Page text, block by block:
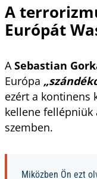
A
Európát
A Sebastian
Európa
ezért a kontinens
kellene fellépniük
szemben.
Miközben Ön ezt